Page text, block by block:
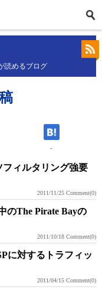
読めるブログ
-
フィルタリング強要
2011/11/25 Comment(0)
のThe Pirate Bayの
2011/10/18 Comment(0)
に対するトラフィッ
2011/04/15 Comment(0)